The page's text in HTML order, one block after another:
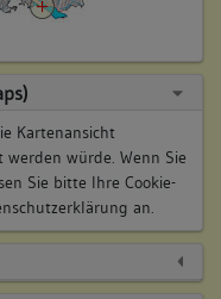
Kartenansicht
würde. Wenn Sie
Sie bitte Ihre Cookie-
an.